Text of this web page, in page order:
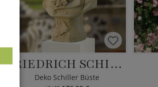
FRIEDRICH SCHILLER
Deko Schiller Büste